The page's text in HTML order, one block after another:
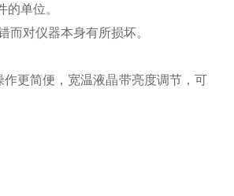
单位。
对仪器本身有所损坏。
更简便，宽温液晶带亮度调节，可